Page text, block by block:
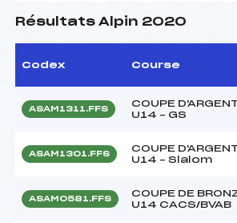
Résultats Alpin 2020
Codex Course
ASAM1311.FFS
COUPE D'ARGENT
U14 – GS
ASAM1301.FFS
COUPE D'ARGENT
U14 – Slalom
ASAM0581.FFS
COUPE DE
U14 CACS/BVAB